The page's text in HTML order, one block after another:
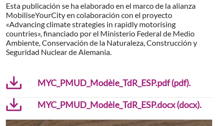
Esta publicación se ha elaborado en el marco de la alianza
MobiliseYourCity en colaboración con el proyecto
«Advancing climate strategies in rapidly motorising
countries», financiado por el Ministerio Federal de Medio
Ambiente, Conservación de la Naturaleza, Construcción y
Seguridad Nuclear de Alemania.
MYC_PMUD_Modèle_TdR_ESP.pdf (pdf).
MYC_PMUD_Modèle_TdR_ESP.docx (docx).